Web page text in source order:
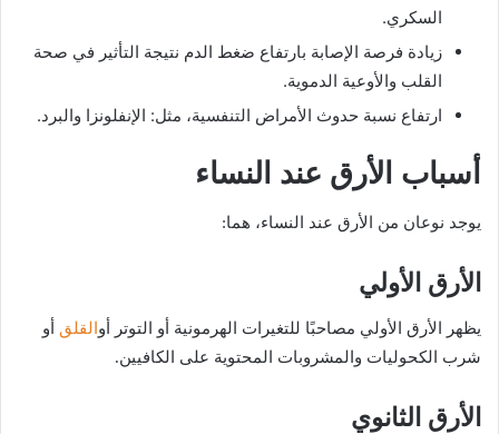
السكري.
زيادة فرصة الإصابة بارتفاع ضغط الدم نتيجة التأثير في صحة
القلب والأوعية الدموية.
ارتفاع نسبة حدوث الأمراض التنفسية، مثل: الإنفلونزا والبرد.
أسباب الأرق عند النساء
يوجد نوعان من الأرق عند النساء، هما:
الأرق الأولي
يظهر الأرق الأولي مصاحبًا للتغيرات الهرمونية أو التوتر أوالقلق أو
شرب الكحوليات والمشروبات المحتوية على الكافيين.
الأرق الثانوي